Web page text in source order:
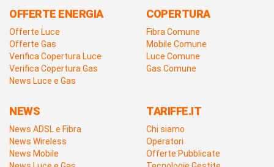
OFFERTE ENERGIA
Offerte Luce
Offerte Gas
Verifica Copertura Luce
Verifica Copertura Gas
News Luce e Gas
COPERTURA
Fibra Comune
Mobile Comune
Luce Comune
Gas Comune
NEWS
News ADSL e Fibra
News Wireless
News Mobile
TARIFFE.IT
Chi siamo
Operatori
Offerte Pubblicate